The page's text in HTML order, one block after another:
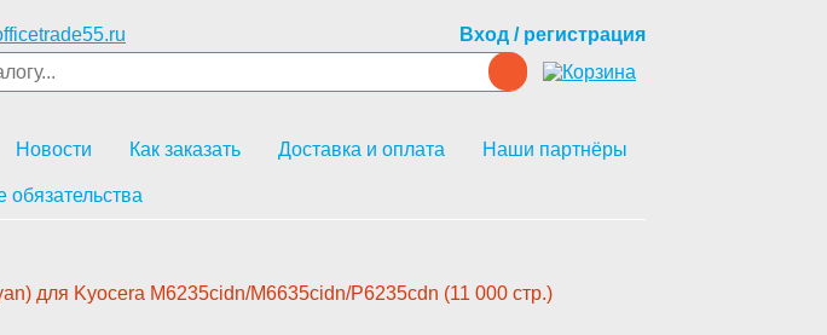
Вход / регистрация
Новости Как заказать Доставка и оплата Наши партнёры
обязательства
для Kyocera M6235cidn/M6­635cidn/P6235cdn (11 000 стр.)­